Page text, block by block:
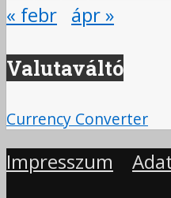
« febr ápr »
Valutaváltó
Currency Converter
Impresszum